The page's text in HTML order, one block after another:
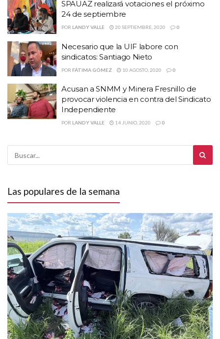
SPAUAZ realizará votaciones el próximo
24 de septiembre
POR LANDY VALLE 20 SEPTIEMBRE, 2020 0
Necesario que la UIF labore con
sindicatos: Santiago Nieto
POR FÁTIMA GÓMEZ 10 AGOSTO, 2020 0
Acusan a SNMM y Minera Fresnillo de
provocar violencia en contra del Sindicato
Independiente
POR LANDY VALLE 14 JUNIO, 2020 0
Las populares de la semana